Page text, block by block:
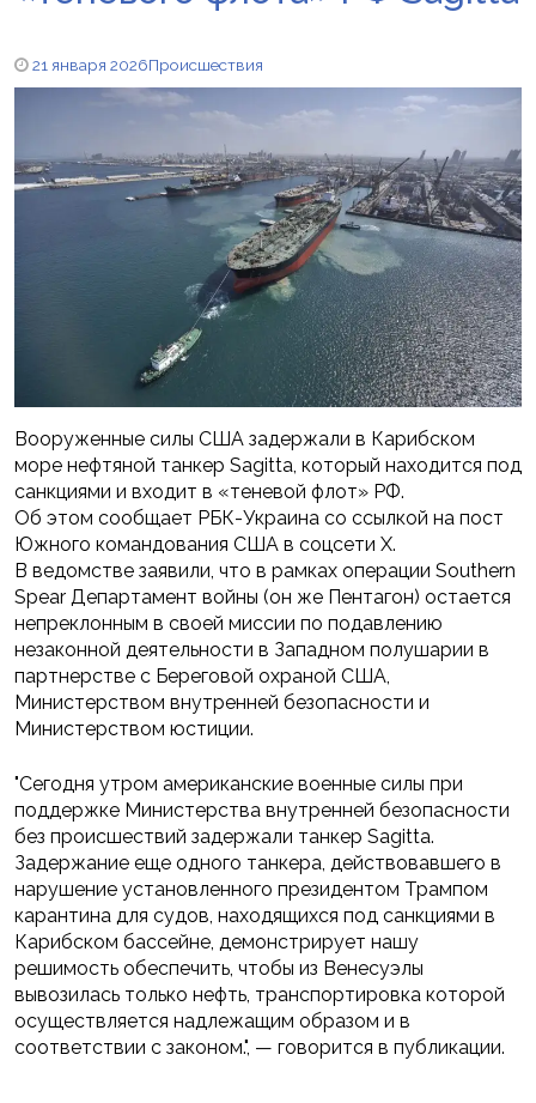
21 января 2026Происшествия
Вооруженные силы США задержали в Карибском
море нефтяной танкер Sagitta, который находится под
санкциями и входит в «теневой флот» РФ.
Об этом сообщает РБК-Украина со ссылкой на пост
Южного командования США в соцсети Х.
В ведомстве заявили, что в рамках операции Southern
Spear Департамент войны (он же Пентагон) остается
непреклонным в своей миссии по подавлению
незаконной деятельности в Западном полушарии в
партнерстве с Береговой охраной США,
Министерством внутренней безопасности и
Министерством юстиции.
"Сегодня утром американские военные силы при
поддержке Министерства внутренней безопасности
без происшествий задержали танкер Sagitta.
Задержание еще одного танкера, действовавшего в
нарушение установленного президентом Трампом
карантина для судов, находящихся под санкциями в
Карибском бассейне, демонстрирует нашу
решимость обеспечить, чтобы из Венесуэлы
вывозилась только нефть, транспортировка которой
осуществляется надлежащим образом и в
соответствии с законом.", — говорится в публикации.